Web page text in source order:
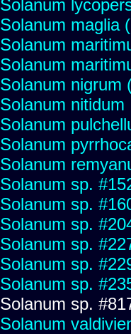
Solanum
Solanum maglia
Solanum
Solanum
Solanum nigrum
Solanum nitidum
Solanum
Solanum
Solanum
Solanum sp.
Solanum sp.
Solanum sp.
Solanum sp.
Solanum sp.
Solanum sp.
Solanum sp.
Solanum